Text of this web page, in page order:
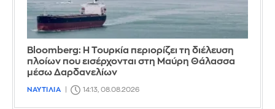
Bloomberg: Η Τουρκία περιορίζει τη διέλευση
πλοίων που εισέρχονται στη Μαύρη Θάλασσα
μέσω Δαρδανελίων
ΝΑΥΤΙΛΙΑ 14:13, 08.08.2026